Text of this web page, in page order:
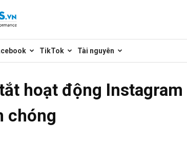
sẻ
TikTok Tài nguyên
hoạt động
chóng